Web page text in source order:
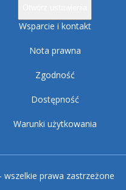
Wsparcie i kontakt
Nota prawna
Zgodność
Dostępność
Warunki użytkowania
prawa zastrzeżone